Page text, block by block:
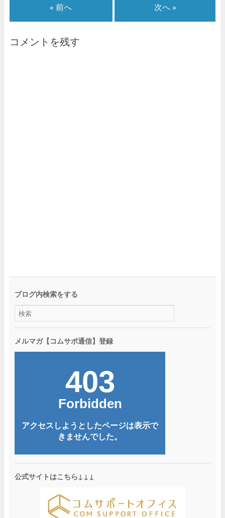
« 前へ 次へ »
コメントを残す
ブログ内検索をする
メルマガ【コムサポ通信】登録
公式サイトはこちら↓↓↓